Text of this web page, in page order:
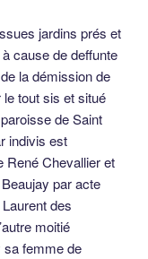
jardins prés et
cause de deffunte
la démission de
tout sis et situé
de Saint
indivis est
René Chevallier et
par acte
des
moitié
sa femme de